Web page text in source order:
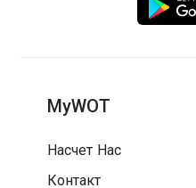
MyWOT
Насчет Нас
Контакт